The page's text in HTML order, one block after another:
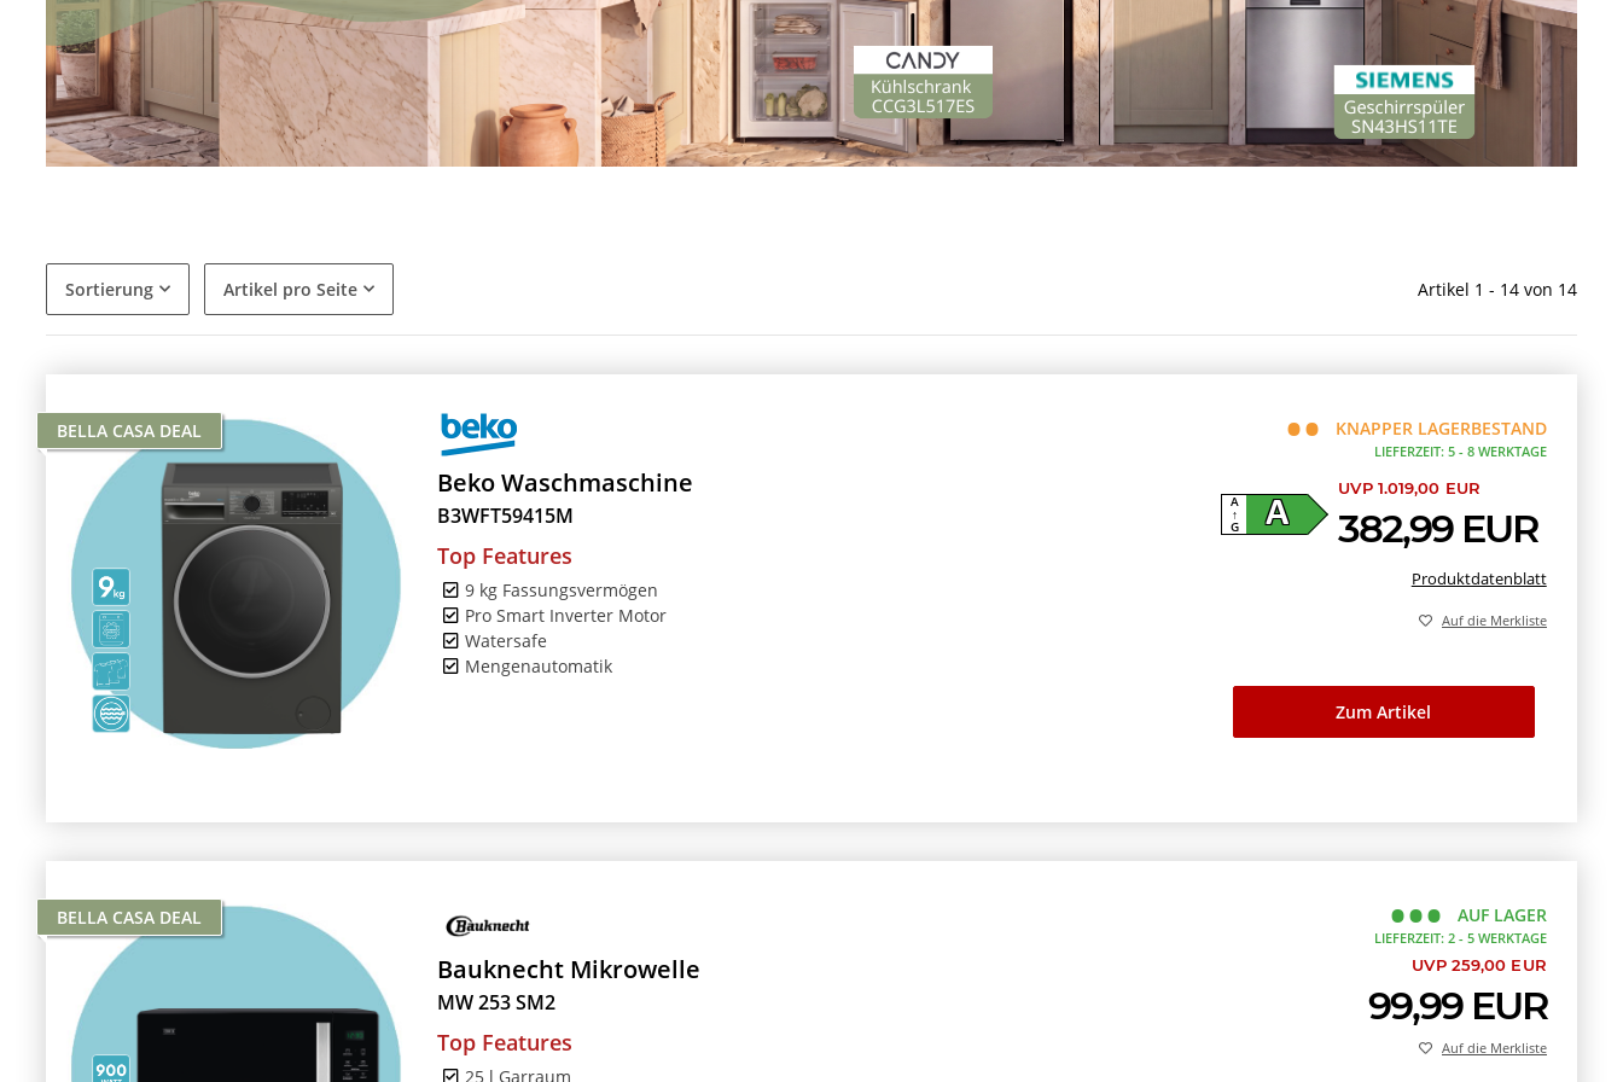
Sortierung Artikel pro Seite Artikel 1 - 14 von 14
BELLA CASA DEAL
Beko Waschmaschine
B3WFT59415M
Top Features
9 kg Fassungsvermögen
Pro Smart Inverter Motor
Watersafe
Mengenautomatik
KNAPPER LAGERBESTAND
LIEFERZEIT: 5 - 8 WERKTAGE
A
A
↑
G
UVP 1.019,00 EUR
382,99 EUR
Produktdatenblatt
Zum Artikel
Auf die Merkliste
BELLA CASA DEAL
Bauknecht Mikrowelle
MW 253 SM2
Top Features
25 l Garraum
AUF LAGER
LIEFERZEIT: 2 - 5 WERKTAGE
UVP 259,00 EUR
99,99 EUR
Auf die Merkliste